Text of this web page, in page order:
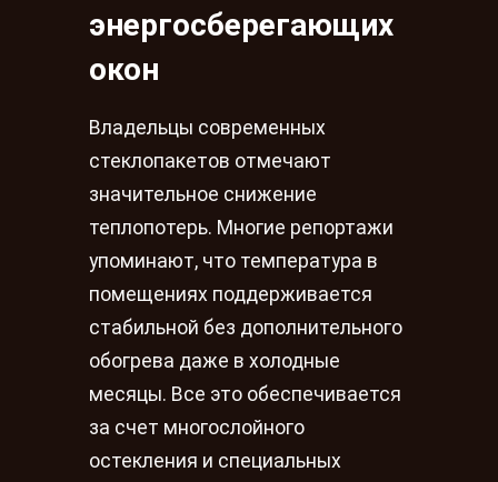
энергосберегающих
окон
Владельцы современных
стеклопакетов отмечают
значительное снижение
теплопотерь. Многие репортажи
упоминают, что температура в
помещениях поддерживается
стабильной без дополнительного
обогрева даже в холодные
месяцы. Все это обеспечивается
за счет многослойного
остекления и специальных